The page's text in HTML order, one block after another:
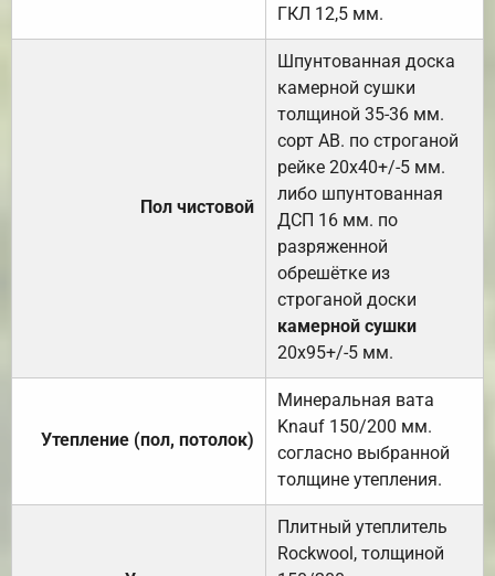
ГКЛ 12,5 мм.
Пол чистовой
Шпунтованная доска
камерной сушки
толщиной 35-36 мм.
сорт АВ. по строганой
рейке 20х40+/-5 мм.
либо шпунтованная
ДСП 16 мм. по
разряженной
обрешётке из
строганой доски
камерной сушки
20х95+/-5 мм.
Утепление (пол, потолок)
Минеральная вата
Knauf 150/200 мм.
согласно выбранной
толщине утепления.
Плитный утеплитель
Rockwool, толщиной